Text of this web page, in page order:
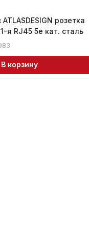
розетка
я RJ45 5е кат. сталь
В корзину